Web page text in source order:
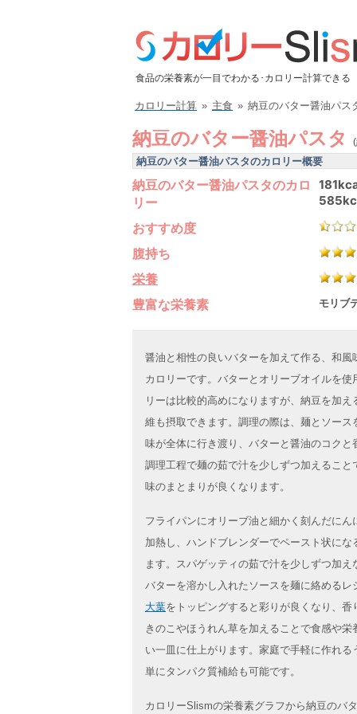
食品の栄養素が一目でわかる･カロリー計算できる
カロリー計算 » 主食 » 納豆のバター醤油パス
納豆のバター醤油パスタ
納豆のバター醤油パスタのカロリー概要
納豆のバター醤油パスタのカロ
リー
おすすめ度
腹持ち
栄養
豊富な栄養素
モリブ
醤油と相性の良いバターを加えて作る、和
カロリーです。バターとオリーブオイルを
リーは比較的高めになりますが、納豆を加
維も摂取できます。調理の際は、麺とソー
味が全体に行き渡り、バターと醤油のコク
調理工程で麺の茹で汁を少しずつ加えるこ
味のまとまりが良くなります。
フライパンにオリーブ油と細かく刻んだに
加熱し、ハンドブレンダーでペースト状に
ます。スパゲッティの茹で汁を少しずつ加
バターを溶かし入れたソースを麺に絡める
大葉をトッピングすると彩りが良くなり、
きのこやほうれん草を加えることで食感や
い一皿に仕上がります。家庭で手軽に作れ
単にタンパク質補給も可能です。
カロリーSlismの栄養素グラフから納豆のバ